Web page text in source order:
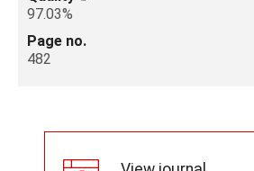
97.03%
Page no.
482